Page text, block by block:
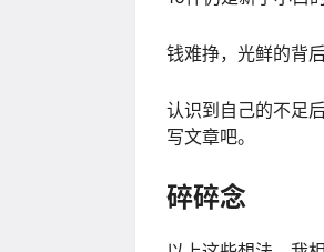
钱难挣，光鲜的背
认识到自己的不足
写文章吧。
碎碎念